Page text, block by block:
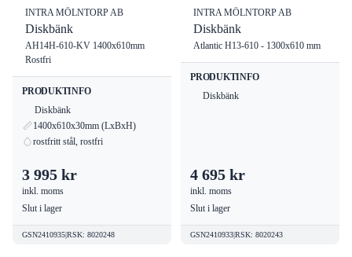
INTRA MÖLNTORP AB
Diskbänk
AH14H-610-KV 1400x610mm
Rostfri
PRODUKTINFO
Diskbänk
1400x610x30mm (LxBxH)
rostfritt stål, rostfri
3 995 kr
inkl. moms
Slut i lager
GSN2410935|RSK: 8020248
INTRA MÖLNTORP AB
Diskbänk
Atlantic H13-610 - 1300x610 mm
PRODUKTINFO
Diskbänk
4 695 kr
inkl. moms
Slut i lager
GSN2410933|RSK: 8020243